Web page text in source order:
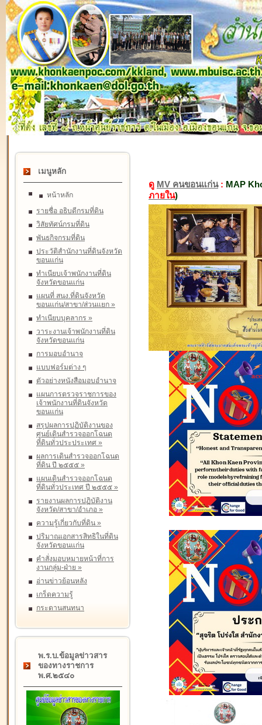
เมนูหลัก
หน้าหลัก
รายชื่อ อธิบดีกรมที่ดิน
วิสัยทัศน์กรมที่ดิน
พันธกิจกรมที่ดิน
ประวัติสำนักงานที่ดินจังหวัด
ขอนแก่น
ทำเนียบเจ้าพนักงานที่ดิน
จังหวัดขอนแก่น
แผนที่ สนง.ที่ดินจังหวัด
ขอนแก่น/สาขา/ส่วนแยก »
ทำเนียบบุคลากร »
วาระงานเจ้าพนักงานที่ดิน
จังหวัดขอนแก่น
การมอบอำนาจ
แบบฟอร์มต่าง ๆ
ตัวอย่างหนังสือมอบอำนาจ
แผนการตรวจราชการของ
เจ้าพนักงานที่ดินจังหวัด
ขอนแก่น
สรุปผลการปฏิบัติงานของ
ศูนย์เดินสำรวจออกโฉนด
ที่ดินทั่วประประเทศ »
ผลการเดินสำรวจออกโฉนด
ที่ดิน ปี ๒๕๕๕ »
แผนเดินสำรวจออกโฉนด
ที่ดินทั่วประเทศ ปี ๒๕๕๕ »
รายงานผลการปฏิบัติงาน
จังหวัด/สาขา/อำเภอ »
ความรู้เกี่ยวกับที่ดิน »
ปริมาณเอกสารสิทธิในที่ดิน
จังหวัดขอนแก่น
คำสั่งมอบหมายหน้าที่การ
งานกลุ่ม-ฝ่าย »
อ่านข่าวย้อนหลัง
เกร็ดความรู้
กระดานสนทนา
พ.ร.บ.ข้อมูลข่าวสาร
ของทางราชการ
พ.ศ.๒๕๔๐
ดู MV คนขอนแก่น: MAP
ภายใน)